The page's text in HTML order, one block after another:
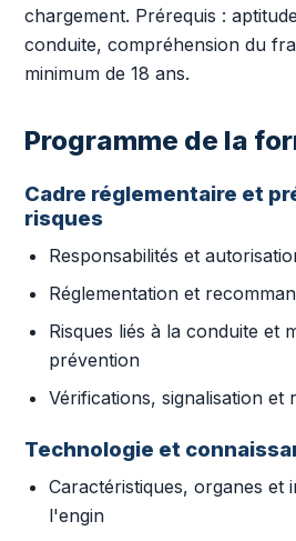
chargement. Prérequis :
conduite, compréhension du
minimum de 18 ans.
Programme de la
Cadre réglementaire et
risques
Responsabilités et
Réglementation et
Risques liés à la conduite et
prévention
Vérifications, signalisation et
Technologie et
Caractéristiques, organes et
l'engin